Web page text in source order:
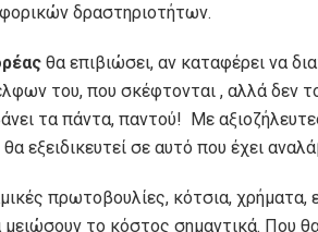
δραστηριοτήτων.
θα επιβιώσει, αν καταφέρει να
του, που σκέφτονται , αλλά δεν
τα πάντα, παντού! Με
εξειδικευτεί σε αυτό που έχει
πρωτοβουλίες, κότσια,
μειώσουν το κόστος σημαντικά. Που